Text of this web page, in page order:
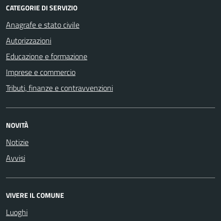
CATEGORIE DI SERVIZIO
Anagrafe e stato civile
Autorizzazioni
Educazione e formazione
Imprese e commercio
Tributi, finanze e contravvenzioni
NOVITÀ
Notizie
Avvisi
VIVERE IL COMUNE
Luoghi